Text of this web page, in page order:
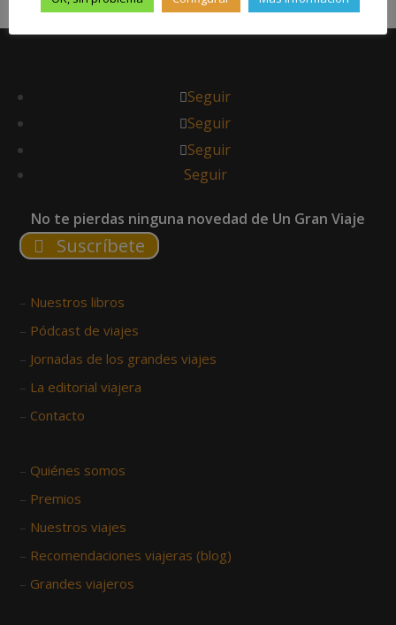
Seguir
Seguir
Seguir
Seguir
No te pierdas ninguna novedad de Un Gran Viaje
Suscríbete
– Nuestros libros
– Pódcast de viajes
– Jornadas de los grandes viajes
– La editorial viajera
– Contacto
– Quiénes somos
– Premios
– Nuestros viajes
– Recomendaciones viajeras (blog)
– Grandes viajeros